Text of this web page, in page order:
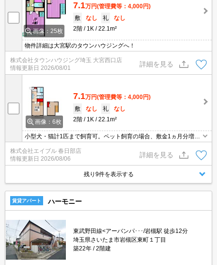
画像：25枚
7.1万円(管理費等：4,000円)
敷
なし 礼
なし
2階
1K 22.1m²
物件詳細は大宮駅のタウンハウジングへ！
株式会社タウンハウジング埼玉 大宮西口店
情報更新日 2026/08/01
詳細を見る
画像：6枚
7.1万円(管理費等：4,000円)
敷
なし 礼
なし
2階
1K 22.1m²
小型犬・猫計1匹まで飼育可。ペット飼育の場合、敷金1ヵ月分増。
安心のオートロック。追焚給湯。温水洗浄便座付き。浴室乾燥機
付。システムキッチン。詳細はお問い合わせください。
株式会社エイブル 春日部店
情報更新日 2026/08/06
詳細を見る
残り9件を表示する
賃貸アパート ハーモニー
東武野田線<アーバンパ･･･/岩槻駅 徒歩12分
埼玉県さいたま市岩槻区東町１丁目
築22年
2階建